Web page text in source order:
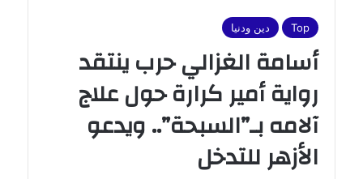
Top دين ودنيا
أسامة الغزالي حرب ينتقد
رواية أمير كرارة حول علاج
آلامه بـ”السبحة”.. ويدعو
الأزهر للتدخل